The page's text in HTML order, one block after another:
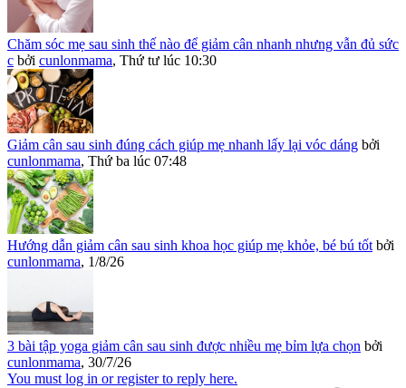
Chăm sóc mẹ sau sinh thế nào để giảm cân nhanh nhưng vẫn đủ sức
c bởi cunlonmama, Thứ tư lúc 10:30
Giảm cân sau sinh đúng cách giúp mẹ nhanh lấy lại vóc dáng bởi
cunlonmama, Thứ ba lúc 07:48
Hướng dẫn giảm cân sau sinh khoa học giúp mẹ khỏe, bé bú tốt bởi
cunlonmama, 1/8/26
3 bài tập yoga giảm cân sau sinh được nhiều mẹ bỉm lựa chọn bởi
cunlonmama, 30/7/26
You must log in or register to reply here.